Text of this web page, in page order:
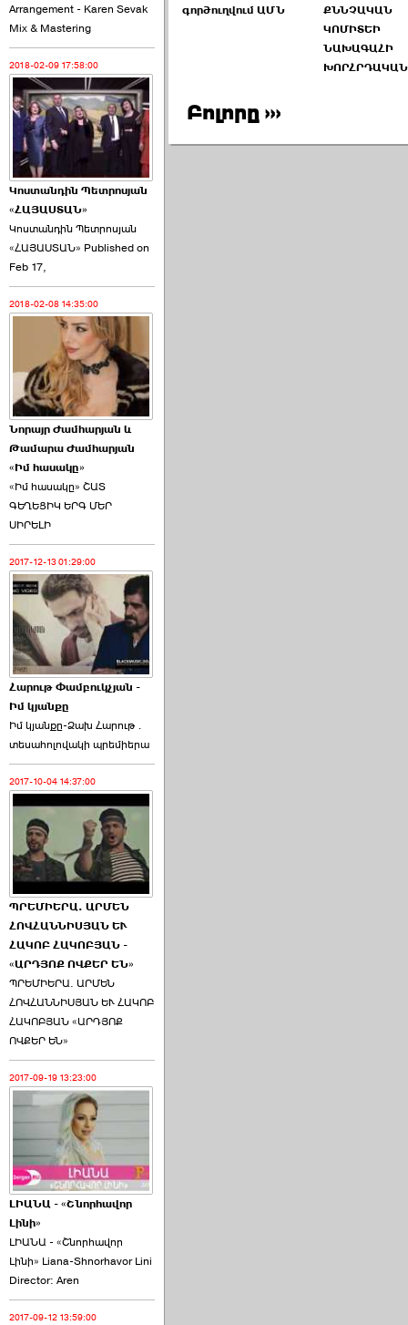
Ծառուկյանի փեսան
վնասել է ›››
2026-06-09 07:11:00
Այս ընդդիմությունը
կվերցնի ›››
2026-06-09 00:41:00
Որպես ընդդիմադիր
ընտրող՝ ›››
Arrangement - Karen Sevak
Mix & Mastering
2018-02-09 17:58:00
Կոստանդին Պետրոսյան
«ՀԱՅԱՍՏԱՆ»
Կոստանդին Պետրոսյան
«ՀԱՅԱՍՏԱՆ» Published on
Feb 17,
2018-02-08 14:35:00
Նորայր Ժամհարյան և
Թամարա Ժամհարյան
«Իմ հասակը»
«Իմ հասակը» ՇԱՏ
ԳԵՂԵՑԻԿ ԵՐԳ ՄԵՐ
ՍԻՐԵԼԻ
2017-12-13 01:29:00
Հարութ Փամբուկչյան -
Իմ կյանքը
Իմ կյանքը-Ձախ Հարnւթ․
տեuաhnլnվակի պրեմիերա
2017-10-04 14:37:00
ՊՐԵՄԻԵՐԱ. ԱՐՄԵՆ
ՀՈՎՀԱՆՆԻՍՅԱՆ ԵՒ
ՀԱԿՈԲ ՀԱԿՈԲՅԱՆ -
«ԱՐԴՅՈՔ ՈՎՔԵՐ ԵՆ»
ՊՐԵՄԻԵՐԱ. ԱՐՄԵՆ
ՀՈՎՀԱՆՆԻՍՅԱՆ ԵՒ ՀԱԿՈԲ
ՀԱԿՈԲՅԱՆ «ԱՐԴՅՈՔ
ՈՎՔԵՐ ԵՆ»
2017-09-19 13:23:00
ԼԻԱՆԱ - «Շնորհավոր
Լինի»
ԼԻԱՆԱ - «Շնորհավոր
Լինի» Liana-Shnorhavor Lini
Director: Aren
2017-09-12 13:59:00
գործուղվում ԱՄՆ
ՔՆՆՉԱԿԱՆ
ԿՈՄԻՏԵԻ
ՆԱԽԱԳԱՀԻ
ԽՈՐՀՐԴԱԿԱՆ
Բոլորը ›››